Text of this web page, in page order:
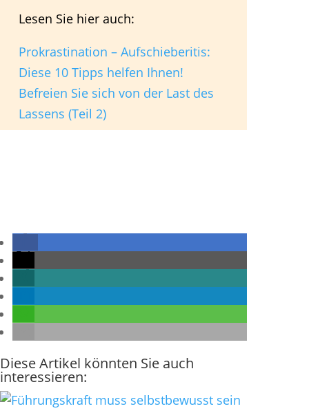
Lesen Sie hier auch:
Prokrastination – Aufschieberitis:
Diese 10 Tipps helfen Ihnen!
Befreien Sie sich von der Last des
Lassens (Teil 2)
Diese Artikel könnten Sie auch
interessieren: